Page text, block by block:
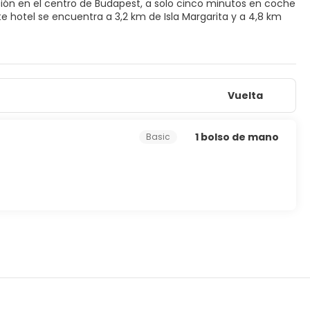
en el centro de Budapest, a solo cinco minutos en coche
aire acondicionado y televisión de pantalla plana. Mantén
está provisto de ducha y secadores de pelo. Entre las
multilingüe a tu disposición.
Vuelta
Basic 1 bolso de mano